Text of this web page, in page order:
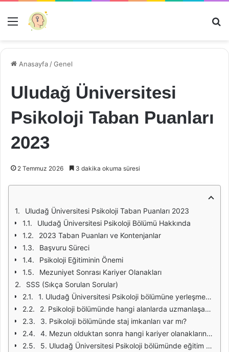
Menü
Anasayfa /Genel
Uludağ Üniversitesi
Psikoloji Taban Puanları
2023
2 Temmuz 2026 3 dakika okuma süresi
Uludağ Üniversitesi Psikoloji Taban Puanları 2023
Uludağ Üniversitesi Psikoloji Bölümü Hakkında
2023 Taban Puanları ve Kontenjanlar
Başvuru Süreci
Psikoloji Eğitiminin Önemi
Mezuniyet Sonrası Kariyer Olanakları
SSS (Sıkça Sorulan Sorular)
1. Uludağ Üniversitesi Psikoloji bölümüne yerleşmek için hangi puanı almalıyım?
2. Psikoloji bölümünde hangi alanlarda uzmanlaşabilirim?
3. Psikoloji bölümünde staj imkanları var mı?
4. Mezun olduktan sonra hangi kariyer olanaklarına sahip olabilirim?
5. Uludağ Üniversitesi Psikoloji bölümünde eğitim süresi ne kadardır?